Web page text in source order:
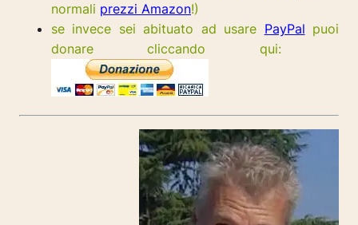
normali prezzi Amazon!)
se invece sei abituato ad usare PayPal puoi
donare cliccando qui: